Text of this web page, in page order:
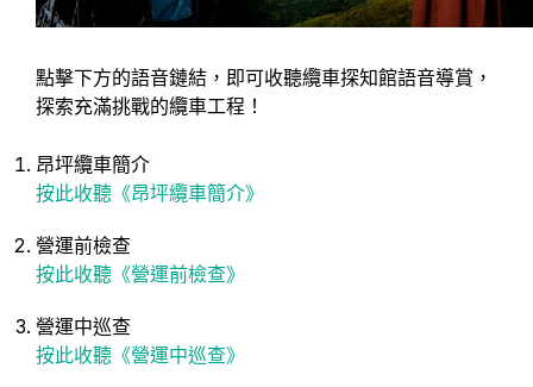
點擊下方的語音鏈結，即可收聽纜車探知館語音導賞，
探索充滿挑戰的纜車工程！
昂坪纜車簡介
按此收聽《昂坪纜車簡介》
營運前檢查
按此收聽《營運前檢查》
營運中巡查
按此收聽《營運中巡查》